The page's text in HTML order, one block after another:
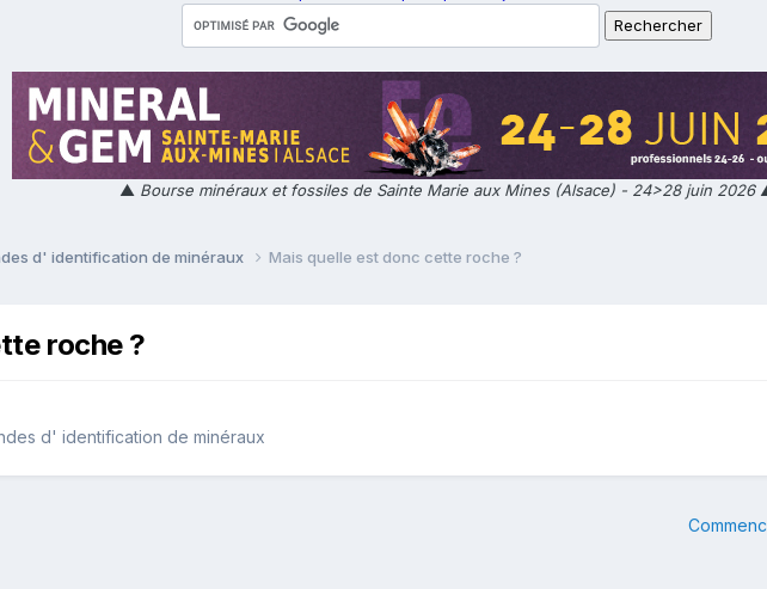
▲ Bourse minéraux et fossiles de Sainte Marie aux Mines (Alsace) - 24>28 juin 2026
d' identification de minéraux Mais quelle est donc cette roche ?
roche ?
d' identification de minéraux